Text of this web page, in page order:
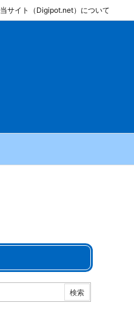
当サイト（Digipot.net）について